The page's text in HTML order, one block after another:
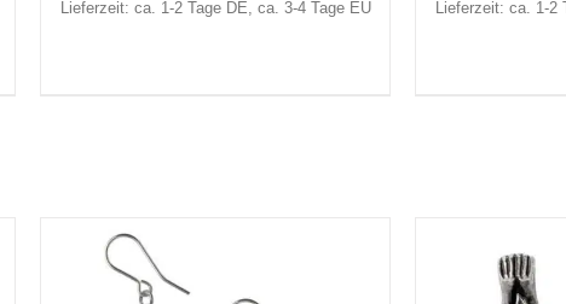
Lieferzeit: ca. 1-2 Tage DE, ca. 3-4 Tage EU
Lieferzeit: ca. 1-2